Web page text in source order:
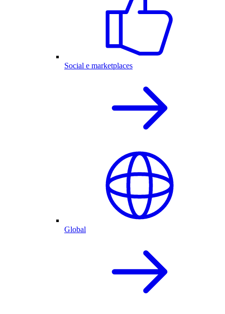
Social e marketplaces
Global